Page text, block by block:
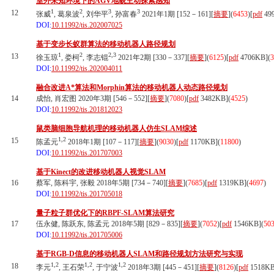
12
张威1, 葛泉波2, 刘华平3, 孙富春3 2021年1期 [152－161][摘要](6453)[pdf
DOI:10.11992/tis.202007025
13
基于变步长蚁群算法的移动机器人路径规划
徐玉琼1, 娄柯2, 李志锟2,3 2021年2期 [330－337][摘要](6125)[pdf 4706KB](
DOI:10.11992/tis.202004011
14
融合改进A*算法和Morphin算法的移动机器人动态路径规划
成怡, 肖宏图 2020年3期 [546－552][摘要](7080)[pdf 3482KB](4525)
DOI:10.11992/tis.201812023
15
鼠类脑细胞导航机理的移动机器人仿生SLAM综述
陈孟元1,2 2018年1期 [107－117][摘要](9030)[pdf 1170KB](11800)
DOI:10.11992/tis.201707003
16
基于Kinect的改进移动机器人视觉SLAM
蔡军, 陈科宇, 张毅 2018年5期 [734－740][摘要](7685)[pdf 1319KB](4697)
DOI:10.11992/tis.201705018
17
量子粒子群优化下的RBPF-SLAM算法研究
伍永健, 陈跃东, 陈孟元 2018年5期 [829－835][摘要](7052)[pdf 1546KB](
DOI:10.11992/tis.201705006
18
基于RGB-D信息的移动机器人SLAM和路径规划方法研究与实现
李元1,2, 王石荣1,2, 于宁波1,2 2018年3期 [445－451][摘要](8126)[pdf